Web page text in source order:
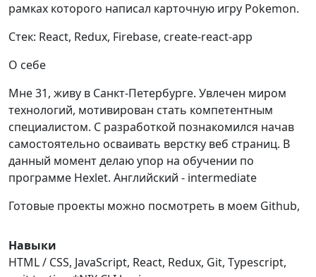
рамках которого написал карточную игру Pokemon.
Стек: React, Redux, Firebase, create-react-app
О себе
Мне 31, живу в Санкт-Петербурге. Увлечен миром
технологий, мотивирован стать компетентным
специалистом. С разработкой познакомился начав
самостоятельно осваивать верстку веб страниц. В
данный момент делаю упор на обучении по
программе Hexlet. Английский - intermediate
Готовые проекты можно посмотреть в моем Github,
Навыки
HTML / CSS, JavaScript, React, Redux, Git, Typescript,